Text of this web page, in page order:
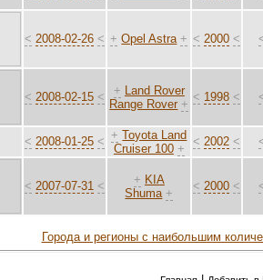
< 2008-02-26 < + Opel Astra + < 2000 <
< 2008-02-15 < + Land Rover
Range Rover +
< 1998 <
< 2008-01-25 < + Toyota Land
Cruiser 100 +
< 2002 <
< 2007-07-31 < + KIA
Shuma +
< 2000 <
Города и регионы с наибольшим